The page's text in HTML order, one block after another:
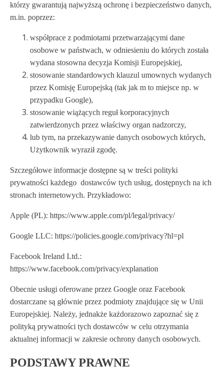
którzy gwarantują najwyższą ochronę i bezpieczeństwo danych,
m.in. poprzez:
współprace z podmiotami przetwarzającymi dane
osobowe w państwach, w odniesieniu do których została
wydana stosowna decyzja Komisji Europejskiej,
stosowanie standardowych klauzul umownych wydanych
przez Komisję Europejską (tak jak m to miejsce np. w
przypadku Google),
stosowanie wiążących reguł korporacyjnych
zatwierdzonych przez właściwy organ nadzorczy,
lub tym, na przekazywanie danych osobowych których,
Użytkownik wyraził zgodę.
Szczegółowe informacje dostępne są w treści polityki
prywatności każdego dostawców tych usług, dostępnych na ich
stronach internetowych. Przykładowo:
Apple (PL): https://www.apple.com/pl/legal/privacy/
Google LLC: https://policies.google.com/privacy?hl=pl
Facebook Ireland Ltd.:
https://www.facebook.com/privacy/explanation
Obecnie usługi oferowane przez Google oraz Facebook
dostarczane są głównie przez podmioty znajdujące się w Unii
Europejskiej. Należy, jednakże każdorazowo zapoznać się z
polityką prywatności tych dostawców w celu otrzymania
aktualnej informacji w zakresie ochrony danych osobowych.
PODSTAWY PRAWNE